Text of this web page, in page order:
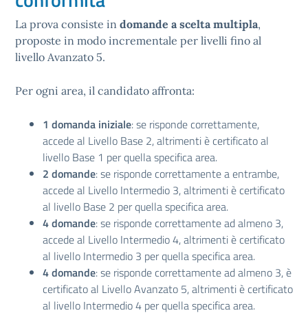
La prova consiste in domande a scelta multipla,
proposte in modo incrementale per livelli fino al
livello Avanzato 5.
Per ogni area, il candidato affronta:
1 domanda iniziale: se risponde correttamente,
accede al Livello Base 2, altrimenti è certificato al
livello Base 1 per quella specifica area.
2 domande: se risponde correttamente a entrambe,
accede al Livello Intermedio 3, altrimenti è certificato
al livello Base 2 per quella specifica area.
4 domande: se risponde correttamente ad almeno 3,
accede al Livello Intermedio 4, altrimenti è certificato
al livello Intermedio 3 per quella specifica area.
4 domande: se risponde correttamente ad almeno 3, è
certificato al Livello Avanzato 5, altrimenti è certificato
al livello Intermedio 4 per quella specifica area.